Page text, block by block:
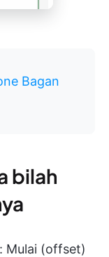
Bagan
bilah
Mulai (offset)